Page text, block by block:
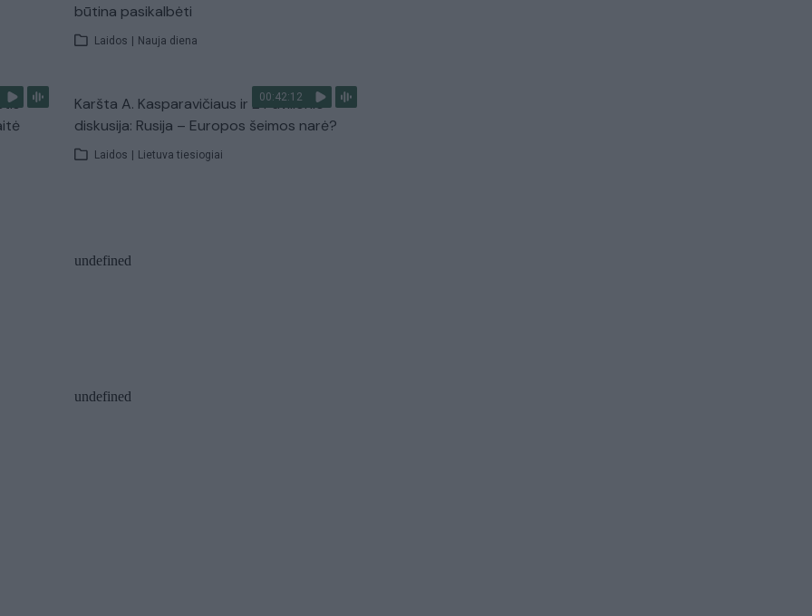
būtina pasikalbėti
Laidos | Nauja diena
00:42:12
Karšta A. Kasparavičiaus ir Ž Pavilionio
diskusija: Rusija – Europos šeimos narė?
Laidos | Lietuva tiesiogiai